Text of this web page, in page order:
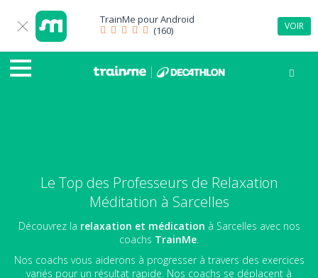
TrainMe pourAndroid
(160)
VOIR
Le Top des Professeurs de Relaxation
Méditation à Sarcelles
Découvrez la relaxation et médication à Sarcelles avec nos
coachs TrainMe
Nos coachs vous aiderons à progresser à travers des exercices
variés pour un résultat rapide. Nos coachs se déplacent à